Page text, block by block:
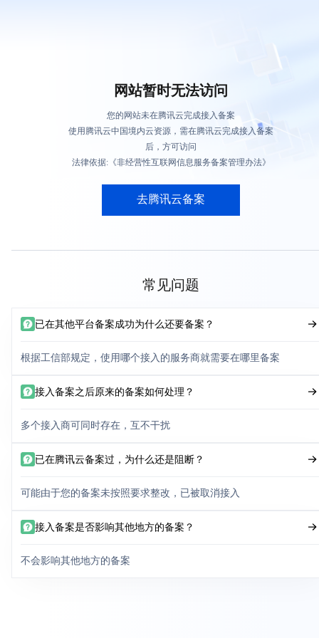
网站暂时无法访问
您的网站未在腾讯云完成接入备案
使用腾讯云中国境内云资源，需在腾讯云完成接入备案
后，方可访问
法律依据:《非经营性互联网信息服务备案管理办法》
去腾讯云备案
常见问题
已在其他平台备案成功为什么还要备案？
根据工信部规定，使用哪个接入的服务商就需要在哪里备案
接入备案之后原来的备案如何处理？
多个接入商可同时存在，互不干扰
已在腾讯云备案过，为什么还是阻断？
可能由于您的备案未按照要求整改，已被取消接入
接入备案是否影响其他地方的备案？
不会影响其他地方的备案